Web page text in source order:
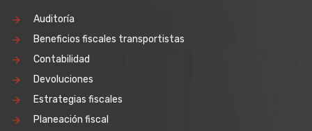
Auditoría
Beneficios fiscales transportistas
Contabilidad
Devoluciones
Estrategias fiscales
Planeación fiscal